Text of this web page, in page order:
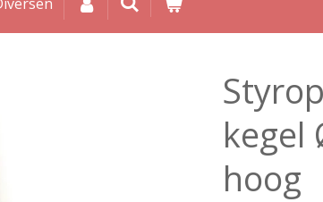
kegel
hoog